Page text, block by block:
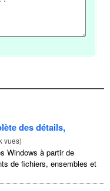
des détails,
vues)
Windows à partir de
de fichiers, ensembles et